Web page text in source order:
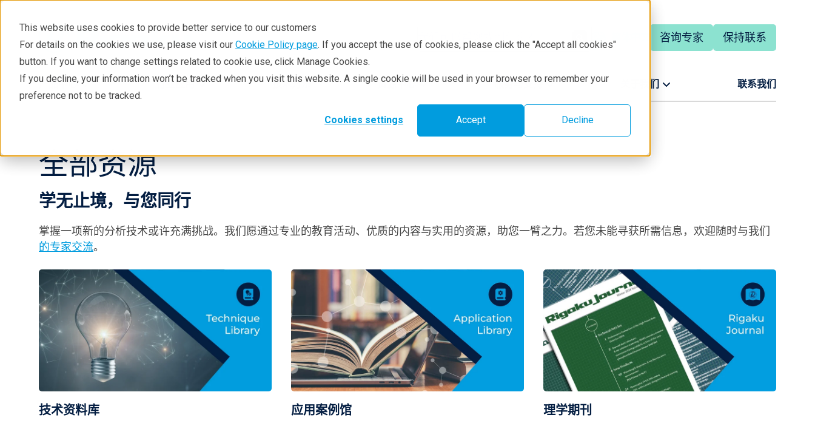
This website uses cookies to provide better service to our customers
For details on the cookies we use, please visit our Cookie Policy page. If you accept the use of cookies, please click the "Accept all cookies"
button. If you want to change settings related to cookie use, click Manage Cookies.
If you decline, your information won’t be tracked when you visit this website. A single cookie will be used in your browser to remember your
preference not to be tracked.
Cookies settings Accept Decline
咨询专家 保持联系
产品中心 行业应用 技术方法 资源中心 服务与支持 关于我们 联系我们
全部资源
学无止境， 与您同行
掌握一项新的分析技术或许充满挑战。我们愿通过专业的教育活动、优质的内容与实用的资源，助您一臂之力。若您未能寻获所需信息，欢迎随时与我们
的专家交流。
技术资料库 应用案例馆 理学期刊